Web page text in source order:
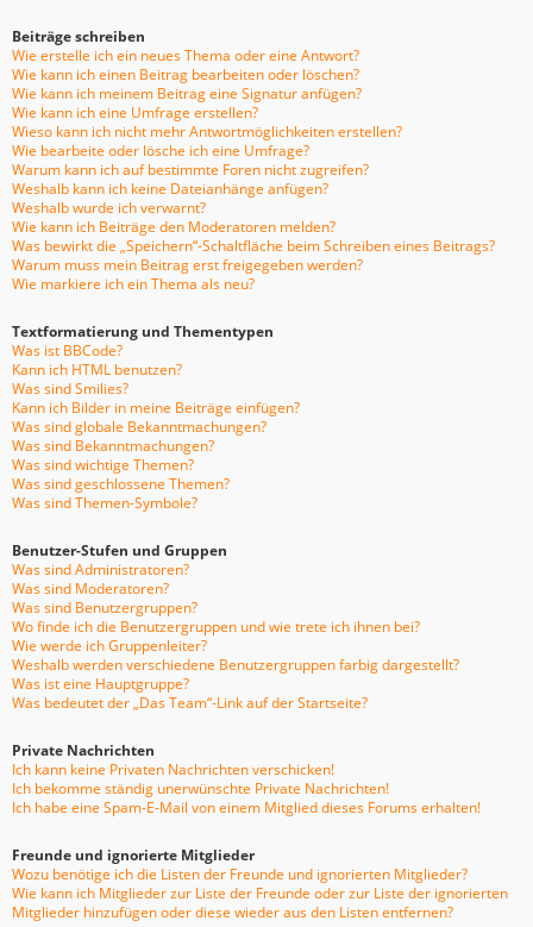
Beiträge schreiben
Wie erstelle ich ein neues Thema oder eine Antwort?
Wie kann ich einen Beitrag bearbeiten oder löschen?
Wie kann ich meinem Beitrag eine Signatur anfügen?
Wie kann ich eine Umfrage erstellen?
Wieso kann ich nicht mehr Antwortmöglichkeiten erstellen?
Wie bearbeite oder lösche ich eine Umfrage?
Warum kann ich auf bestimmte Foren nicht zugreifen?
Weshalb kann ich keine Dateianhänge anfügen?
Weshalb wurde ich verwarnt?
Wie kann ich Beiträge den Moderatoren melden?
Was bewirkt die „Speichern“-Schaltfläche beim Schreiben eines Beitrags?
Warum muss mein Beitrag erst freigegeben werden?
Wie markiere ich ein Thema als neu?
Textformatierung und Thementypen
Was ist BBCode?
Kann ich HTML benutzen?
Was sind Smilies?
Kann ich Bilder in meine Beiträge einfügen?
Was sind globale Bekanntmachungen?
Was sind Bekanntmachungen?
Was sind wichtige Themen?
Was sind geschlossene Themen?
Was sind Themen-Symbole?
Benutzer-Stufen und Gruppen
Was sind Administratoren?
Was sind Moderatoren?
Was sind Benutzergruppen?
Wo finde ich die Benutzergruppen und wie trete ich ihnen bei?
Wie werde ich Gruppenleiter?
Weshalb werden verschiedene Benutzergruppen farbig dargestellt?
Was ist eine Hauptgruppe?
Was bedeutet der „Das Team“-Link auf der Startseite?
Private Nachrichten
Ich kann keine Privaten Nachrichten verschicken!
Ich bekomme ständig unerwünschte Private Nachrichten!
Ich habe eine Spam-E-Mail von einem Mitglied dieses Forums erhalten!
Freunde und ignorierte Mitglieder
Wozu benötige ich die Listen der Freunde und ignorierten Mitglieder?
Wie kann ich Mitglieder zur Liste der Freunde oder zur Liste der ignorierten
Mitglieder hinzufügen oder diese wieder aus den Listen entfernen?